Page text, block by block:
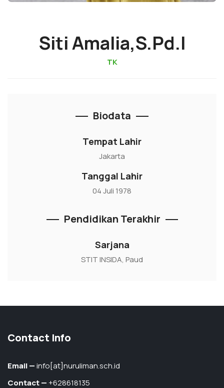
Siti Amalia,S.Pd.I
TK
Biodata
Tempat Lahir
Jakarta
Tanggal Lahir
04 Juli 1978
Pendidikan Terakhir
Sarjana
STIT INSIDA, Paud
Contact Info
Email —info[at]nuruliman.sch.id
Contact —+628618135